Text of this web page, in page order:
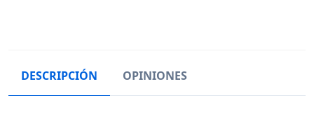
DESCRIPCIÓN OPINIONES